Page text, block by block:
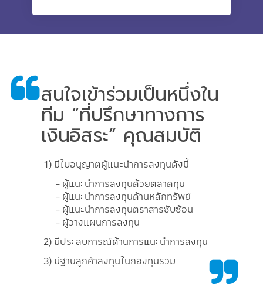
สนใจเข้าร่วมเป็นหนึ่งใน
ทีม “ที่ปรึกษาทางการ
เงินอิสระ” คุณสมบัติ
1) มีใบอนุญาตผู้แนะนำการลงทุนดังนี้
- ผู้แนะนำการลงทุนด้วยตลาดทุน
- ผู้แนะนำการลงทุนด้านหลักทรัพย์
- ผู้แนะนำการลงทุนตราสารซับซ้อน
- ผู้วางแผนการลงทุน
2) มีประสบการณ์ด้านการแนะนำการลงทุน
3) มีฐานลูกค้าลงทุนในกองทุนรวม